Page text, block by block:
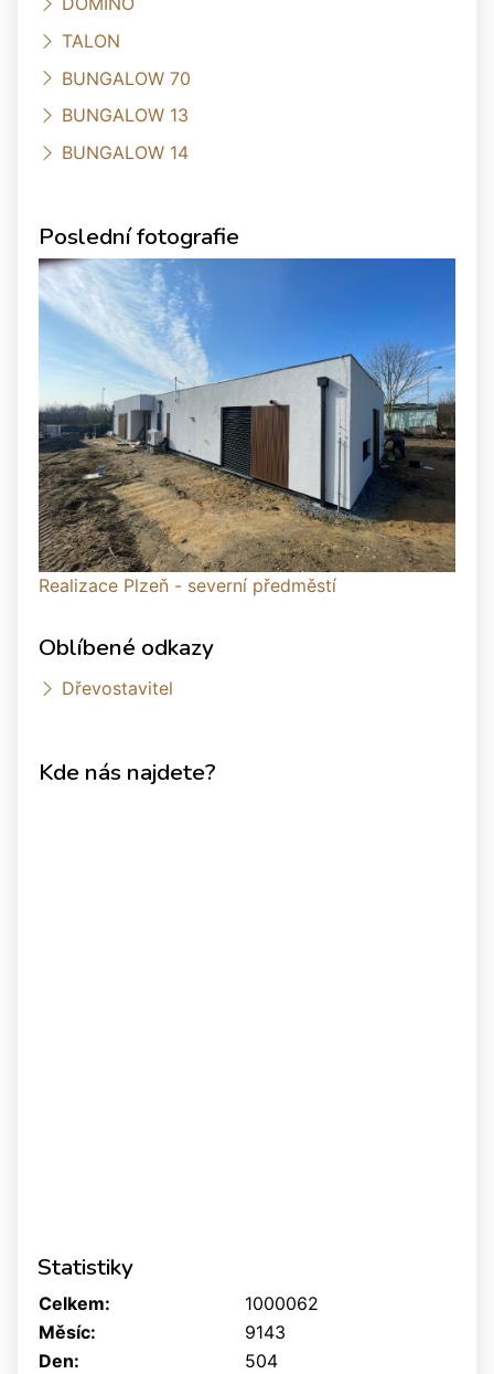
TALON
BUNGALOW 70
BUNGALOW 13
BUNGALOW 14
Poslední fotografie
Realizace Plzeň - severní předměstí
Oblíbené odkazy
Dřevostavitel
Kde nás najdete?
Statistiky
Celkem:
1000062
Měsíc:
9143
Den:
504